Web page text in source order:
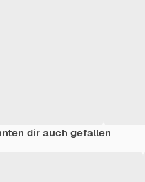
dir auch gefallen